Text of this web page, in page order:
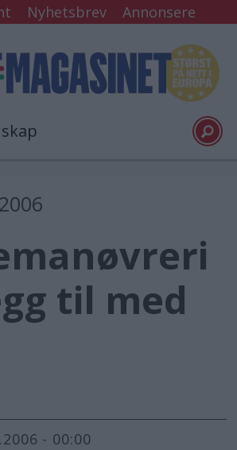
Nyhetsbrev Annonsere
til med
- 00:00